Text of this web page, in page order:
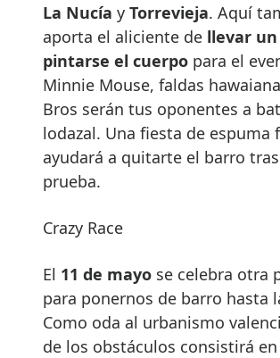
La Nucía y Torrevieja. Aquí
aporta el aliciente de llevar
pintarse el cuerpo para el
Minnie Mouse, faldas
Bros serán tus oponentes a
lodazal. Una fiesta de espuma
ayudará a quitarte el barro
prueba.
Crazy Race
El 11 de mayo se celebra otra
para ponernos de barro hasta
Como oda al urbanismo
de los obstáculos consistirá